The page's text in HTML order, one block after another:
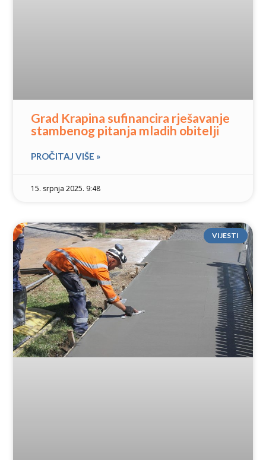
Grad Krapina sufinancira rješavanje
stambenog pitanja mladih obitelji
PROČITAJ VIŠE »
15. srpnja 2025. 9:48
VIJESTI